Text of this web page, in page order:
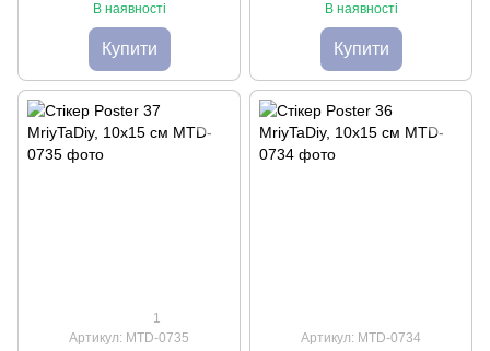
В наявності
Купити
В наявності
Купити
1
Артикул: MTD-0735
Артикул: MTD-0734